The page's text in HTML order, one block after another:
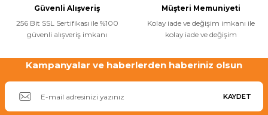
Yangın Pompası
Gönder
Güvenli Alışveriş
256 Bit SSL Sertifikası ile %100
güvenli alışveriş imkanı
Müşteri Memuniyeti
Kolay iade ve değişim imkanı ile
kolay iade ve değişim
Kampanyalar ve haberlerden haberiniz olsun
KAYDET